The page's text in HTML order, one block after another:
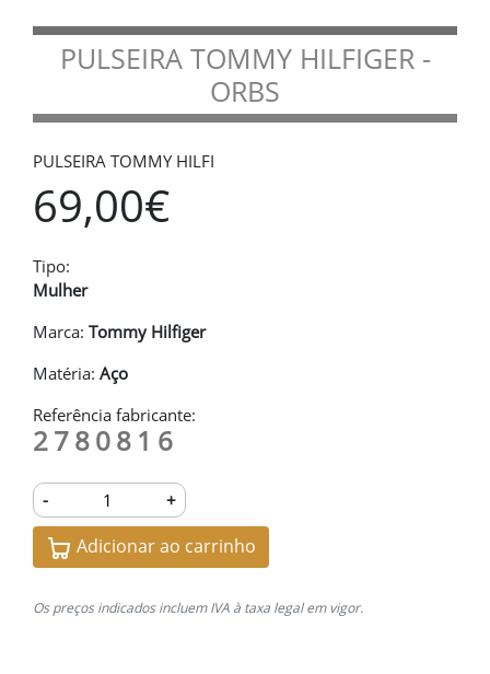
PULSEIRA TOMMY HILFIGER -
ORBS
PULSEIRA TOMMY HILFI
69,00€
Tipo:
Mulher
Marca: Tommy Hilfiger
Matéria: Aço
Referência fabricante:
2780816
- +
Adicionar ao carrinho
Os preços indicados incluem IVA à taxa legal em vigor.